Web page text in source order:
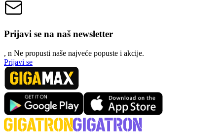
Prijavi se na naš newsletter
, n Ne propusti naše najveće popuste i akcije.
Prijavi se